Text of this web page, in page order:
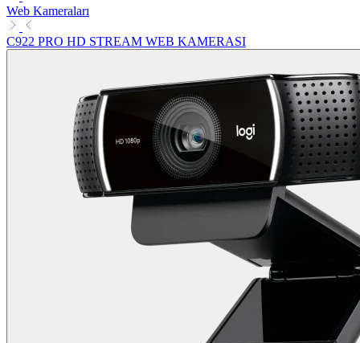
Web Kameraları
C922 PRO HD STREAM WEB KAMERASI